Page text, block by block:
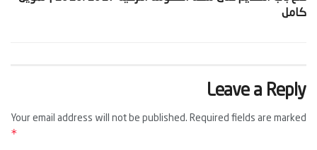
كامل‬
Leave a Reply
Your email address will not be published. Required fields are marked
*